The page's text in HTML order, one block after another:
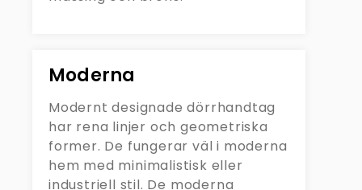
Moderna
Modernt designade dörrhandtag
har rena linjer och geometriska
former. De fungerar väl i moderna
hem med minimalistisk eller
industriell stil. De moderna